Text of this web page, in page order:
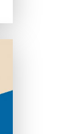
области